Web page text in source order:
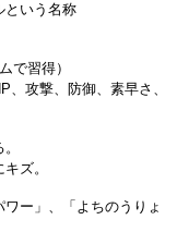
という名称
で習得）
攻撃、防御、素早さ、
ズ。
ー」、「よちのうりょ